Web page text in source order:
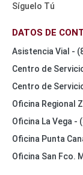
Síguelo Tú
DATOS DE
Asistencia Vial -
Centro de
Centro de
Oficina Regional
Oficina La Vega -
Oficina Punta
Oficina San Fco.